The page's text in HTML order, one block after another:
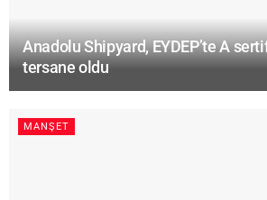
Anadolu Shipyard, EYDEP’te A
tersane oldu
MANŞET